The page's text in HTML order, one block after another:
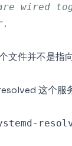
are
文件并不是指
这个服